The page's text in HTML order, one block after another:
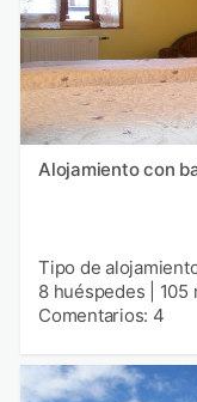
Alojamiento con
Tipo de
8 huéspedes
105
Comentarios: 4